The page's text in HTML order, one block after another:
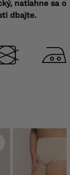
natiahne sa o
dbajte.